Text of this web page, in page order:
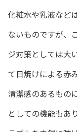
化粧水や乳液など
ないものですが、
ジ対策としては大
て日焼けによる赤
清潔感のあるもの
としての機能もあ